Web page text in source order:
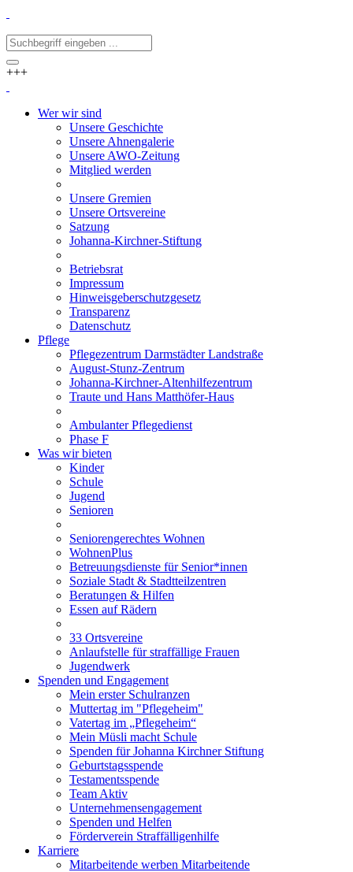
+++
Wer wir sind
Unsere Geschichte
Unsere Ahnengalerie
Unsere AWO-Zeitung
Mitglied werden
Unsere Gremien
Unsere Ortsvereine
Satzung
Johanna-Kirchner-Stiftung
Betriebsrat
Impressum
Hinweisgeberschutzgesetz
Transparenz
Datenschutz
Pflege
Pflegezentrum Darmstädter Landstraße
August-Stunz-Zentrum
Johanna-Kirchner-Altenhilfezentrum
Traute und Hans Matthöfer-Haus
Ambulanter Pflegedienst
Phase F
Was wir bieten
Kinder
Schule
Jugend
Senioren
Seniorengerechtes Wohnen
WohnenPlus
Betreuungsdienste für Senior*innen
Soziale Stadt & Stadtteilzentren
Beratungen & Hilfen
Essen auf Rädern
33 Ortsvereine
Anlaufstelle für straffällige Frauen
Jugendwerk
Spenden und Engagement
Mein erster Schulranzen
Muttertag im "Pflegeheim"
Vatertag im „Pflegeheim“
Mein Müsli macht Schule
Spenden für Johanna Kirchner Stiftung
Geburtstagsspende
Testamentsspende
Team Aktiv
Unternehmensengagement
Spenden und Helfen
Förderverein Straffälligenhilfe
Karriere
Mitarbeitende werben Mitarbeitende